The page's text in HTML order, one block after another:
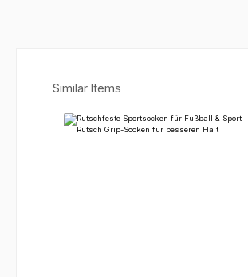
Produktgalerie überspringen
Similar Items